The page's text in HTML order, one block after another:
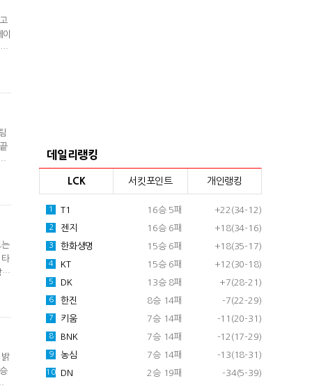
식
밝
데일리랭킹
LCK 서킷포인트 개인랭킹
1 T1 16승 5패 +22(34-12)
2 젠지 16승 6패 +18(34-16)
3 한화생명 15승 6패 +18(35-17)
4 KT 15승 6패 +12(30-18)
5 DK 13승 8패 +7(28-21)
6 한진 8승 14패 -7(22-29)
7 키움 7승 14패 -11(20-31)
8 BNK 7승 14패 -12(17-29)
9 농심 7승 14패 -13(18-31)
10 DN 2승 19패 -34(5-39)